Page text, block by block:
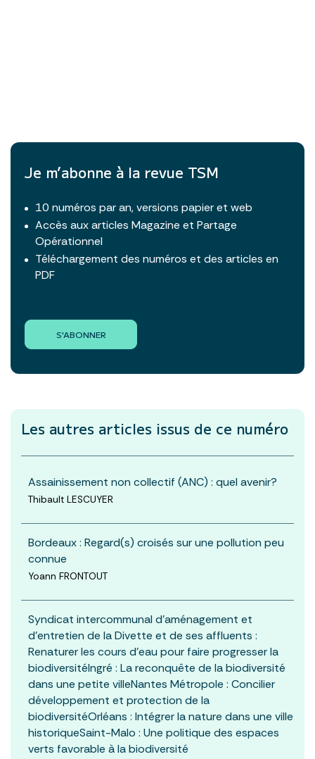
Je m’abonne à la revue TSM
10 numéros par an, versions papier et web
Accès aux articles Magazine et Partage
Opérationnel
Téléchargement des numéros et des articles en
PDF
S'ABONNER
Les autres articles issus de ce numéro
Assainissement non collectif (ANC) : quel avenir?
Thibault LESCUYER
Bordeaux : Regard(s) croisés sur une pollution peu
connue
Yoann FRONTOUT
Syndicat intercommunal d’aménagement et
d’entretien de la Divette et de ses affluents :
Renaturer les cours d’eau pour faire progresser la
biodiversitéIngré : La reconquête de la biodiversité
dans une petite villeNantes Métropole : Concilier
développement et protection de la
biodiversitéOrléans : Intégrer la nature dans une ville
historiqueSaint-Malo : Une politique des espaces
verts favorable à la biodiversité